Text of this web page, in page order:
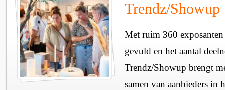
Trendz/Showup
Met ruim 360
gevuld en het aantal
Trendz/Showup brengt
samen van aanbieders in